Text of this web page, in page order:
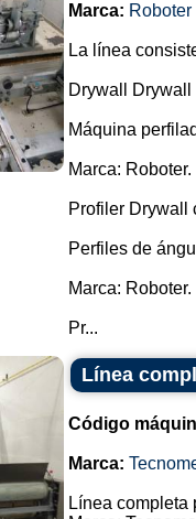
Marca: Roboter
La línea
Drywall Drywall
Máquina
Marca: Roboter.
Profiler Drywall
Perfiles de
Marca: Roboter.
Pr...
Línea
Código
Marca:
Línea